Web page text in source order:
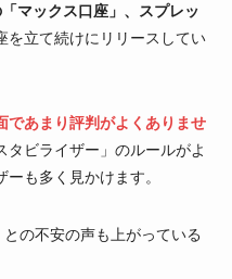
マックス口座」、スプレッ
を立て続けにリリースしてい
であまり評判がよくありませ
タビライザー」のルールがよ
も多く見かけます。
との不安の声も上がっている